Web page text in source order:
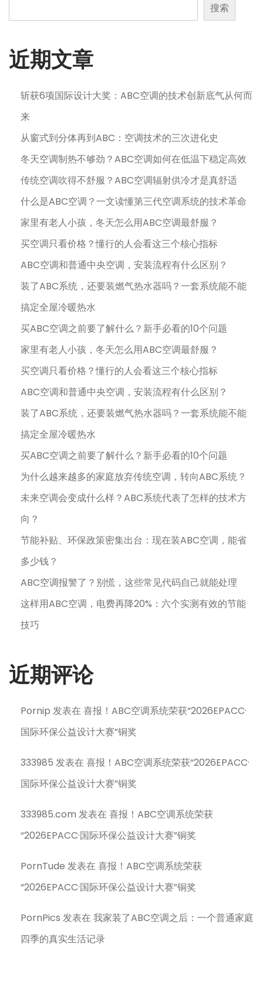
搜索
近期文章
斩获6项国际设计大奖：ABC空调的技术创新底气从何而
来
从窗式到分体再到ABC：空调技术的三次进化史
冬天空调制热不够劲？ABC空调如何在低温下稳定高效
传统空调吹得不舒服？ABC空调辐射供冷才是真舒适
什么是ABC空调？一文读懂第三代空调系统的技术革命
家里有老人小孩，冬天怎么用ABC空调最舒服？
买空调只看价格？懂行的人会看这三个核心指标
ABC空调和普通中央空调，安装流程有什么区别？
装了ABC系统，还要装燃气热水器吗？一套系统能不能
搞定全屋冷暖热水
买ABC空调之前要了解什么？新手必看的10个问题
家里有老人小孩，冬天怎么用ABC空调最舒服？
买空调只看价格？懂行的人会看这三个核心指标
ABC空调和普通中央空调，安装流程有什么区别？
装了ABC系统，还要装燃气热水器吗？一套系统能不能
搞定全屋冷暖热水
买ABC空调之前要了解什么？新手必看的10个问题
为什么越来越多的家庭放弃传统空调，转向ABC系统？
未来空调会变成什么样？ABC系统代表了怎样的技术方
向？
节能补贴、环保政策密集出台：现在装ABC空调，能省
多少钱？
ABC空调报警了？别慌，这些常见代码自己就能处理
这样用ABC空调，电费再降20%：六个实测有效的节能
技巧
近期评论
Pornip 发表在喜报！ABC空调系统荣获“2026EPACC·
国际环保公益设计大赛”铜奖
333985 发表在喜报！ABC空调系统荣获“2026EPACC·
国际环保公益设计大赛”铜奖
333985.com 发表在喜报！ABC空调系统荣获
“2026EPACC·国际环保公益设计大赛”铜奖
PornTude 发表在喜报！ABC空调系统荣获
“2026EPACC·国际环保公益设计大赛”铜奖
PornPics 发表在我家装了ABC空调之后：一个普通家庭
四季的真实生活记录